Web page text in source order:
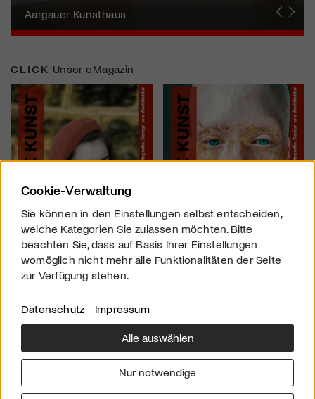
Künstlerin
Aargauer Kunsthaus
Gewerbemuseum Winterthur
Liste Art Fair Basel
Bündner Kunstmuseum
Künstler:innen Portraits
Junge Schweizer Kunst
Vögele Kultur Zentrum
Nidwaldner Museum
Haus für Kunst Uri
CLICK Unser eMagazin
Über uns
Downloads
Werben
Impressum
Cookie-Verwaltung
Sie können in den Einstellungen selbst entscheiden,
welche Kategorien Sie zulassen möchten. Bitte
beachten Sie, dass auf Basis Ihrer Einstellungen
womöglich nicht mehr alle Funktionalitäten der Seite
zur Verfügung stehen.
Datenschutz Impressum
Alle auswählen
Nur notwendige